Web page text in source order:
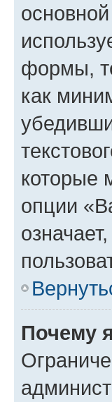
формы,
как
которые
опции
Почему